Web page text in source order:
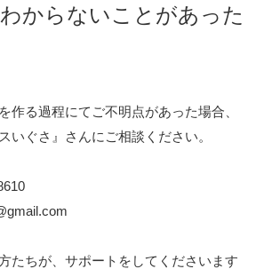
からないことがあった
作る過程にてご不明点があった場合、
いぐさ』さんにご相談ください。
たちが、サポートをしてくださいます